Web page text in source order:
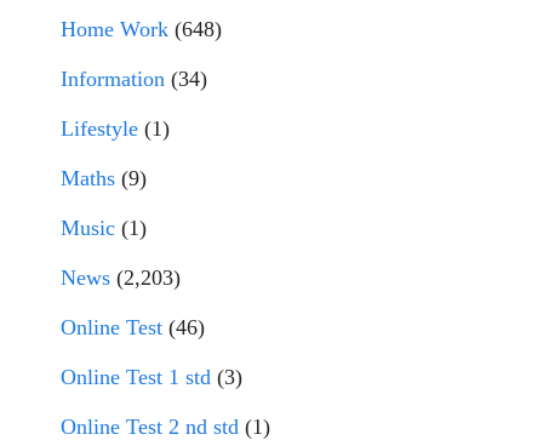
Home Work (648)
Information (34)
Lifestyle (1)
Maths (9)
Music (1)
News (2,203)
Online Test (46)
Online Test 1 std (3)
Online Test 2 nd std (1)